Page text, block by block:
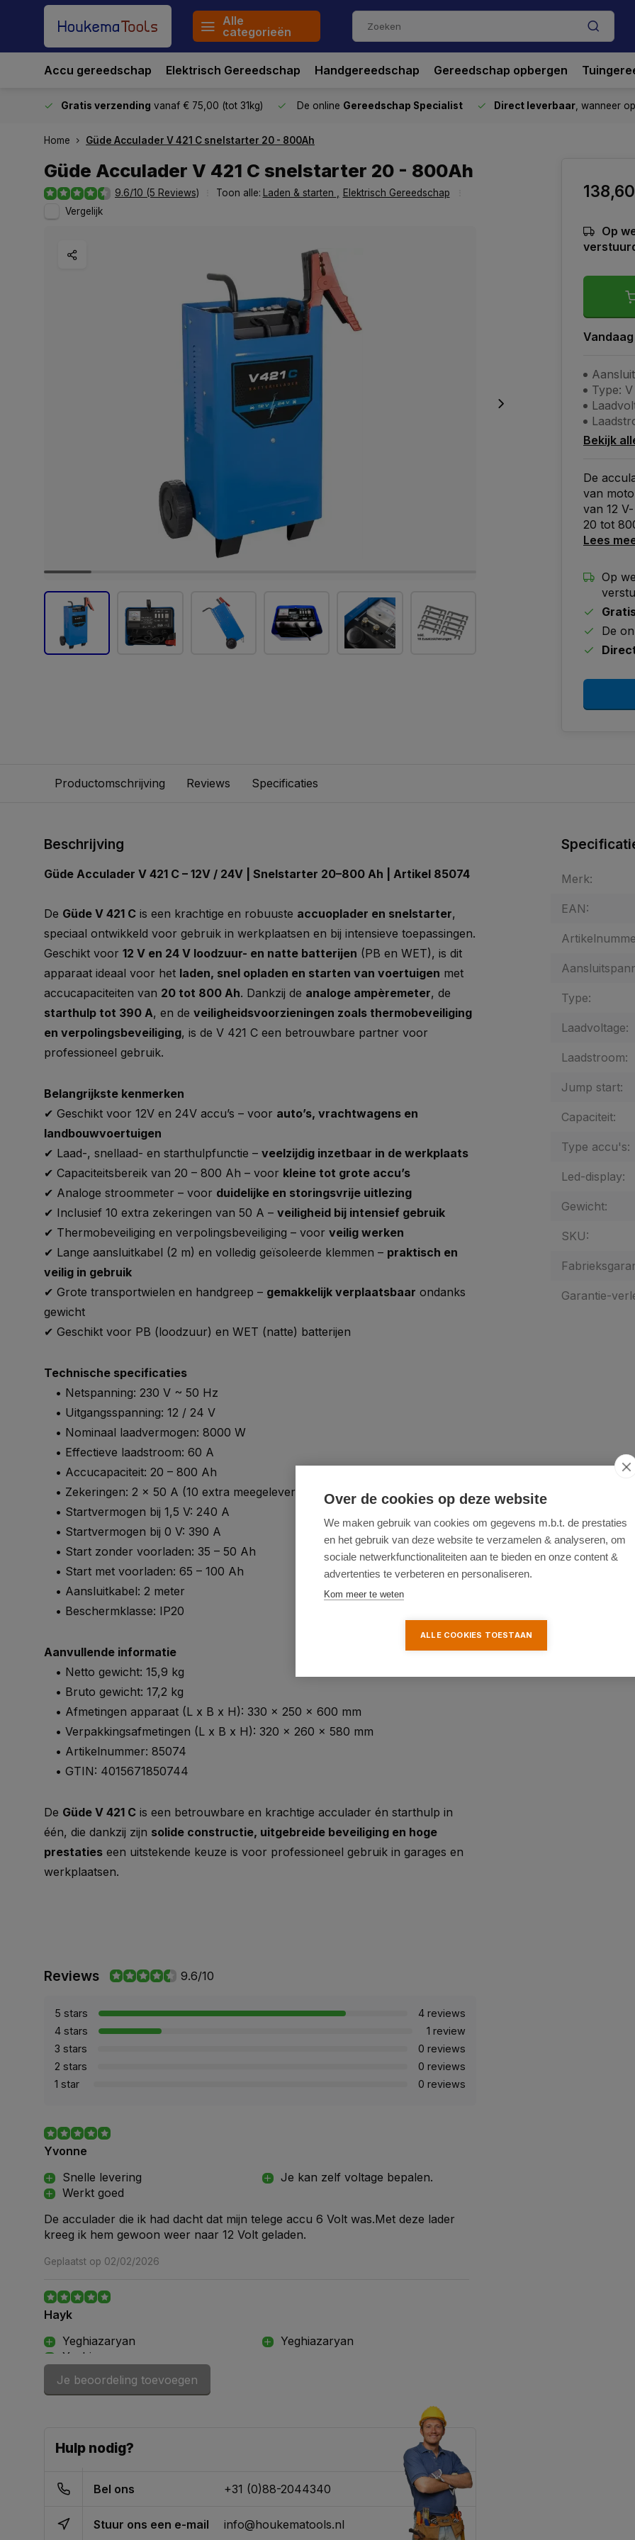
Alle
categorieën
Accu gereedschap Elektrisch Gereedschap Handgereedschap Gereedschap opbergen
Gratis verzending vanaf € 75,00 (tot 31kg) De online Gereedschap Specialist Direct leverbaar , wanneer
Home Güde Acculader V 421 C snelstarter 20 - 800Ah
Güde Acculader V 421 C snelstarter 20 - 800Ah
9.6/10 (5 Reviews) Toon alle: Laden & starten
Elektrisch Gereedschap
Vergelijk
138,60
Op
Type:
Bekijk
De
van
van 12
20 tot
Lees
Op
De
Productomschrijving Reviews Specificaties
Beschrijving
Güde Acculader V 421 C – 12V / 24V | Snelstarter 20–800 Ah | Artikel 85074
De Güde V 421 C is een krachtige en robuuste accuoplader en snelstarter,
speciaal ontwikkeld voor gebruik in werkplaatsen en bij intensieve toepassingen.
Geschikt voor 12 V en 24 V loodzuur- en natte batterijen (PB en WET), is dit
apparaat ideaal voor het laden, snel opladen en starten van voertuigen met
accucapaciteiten van 20 tot 800 Ah. Dankzij de analoge ampèremeter, de
starthulp tot 390 A, en de veiligheidsvoorzieningen zoals thermobeveiliging
en verpolingsbeveiliging, is de V 421 C een betrouwbare partner voor
professioneel gebruik.
Belangrijkste kenmerken
✔ Geschikt voor 12V en 24V accu’s – voor auto’s, vrachtwagens en
landbouwvoertuigen
✔ Laad-, snellaad- en starthulpfunctie – veelzijdig inzetbaar in de werkplaats
✔ Capaciteitsbereik van 20 – 800 Ah – voor kleine tot grote accu’s
✔ Analoge stroommeter – voor duidelijke en storingsvrije uitlezing
✔ Inclusief 10 extra zekeringen van 50 A – veiligheid bij intensief gebruik
✔ Thermobeveiliging en verpolingsbeveiliging – voor veilig werken
✔ Lange aansluitkabel (2 m) en volledig geïsoleerde klemmen – praktisch en
veilig in gebruik
✔ Grote transportwielen en handgreep – gemakkelijk verplaatsbaar ondanks
gewicht
✔ Geschikt voor PB (loodzuur) en WET (natte) batterijen
Technische specificaties
• Netspanning: 230 V ~ 50 Hz
• Uitgangsspanning: 12 / 24 V
• Nominaal laadvermogen: 8000 W
• Effectieve laadstroom: 60 A
• Accucapaciteit: 20 – 800 Ah
• Zekeringen: 2 x 50 A (10 extra meegeleverd)
• Startvermogen bij 1,5 V: 240 A
• Startvermogen bij 0 V: 390 A
• Start zonder voorladen: 35 – 50 Ah
• Start met voorladen: 65 – 100 Ah
• Aansluitkabel: 2 meter
• Beschermklasse: IP20
Aanvullende informatie
• Netto gewicht: 15,9 kg
• Bruto gewicht: 17,2 kg
• Afmetingen apparaat (L x B x H): 330 x 250 x 600 mm
• Verpakkingsafmetingen (L x B x H): 320 x 260 x 580 mm
• Artikelnummer: 85074
• GTIN: 4015671850744
De Güde V 421 C is een betrouwbare en krachtige acculader én starthulp in
één, die dankzij zijn solide constructie, uitgebreide beveiliging en hoge
prestaties een uitstekende keuze is voor professioneel gebruik in garages en
werkplaatsen.
Reviews 9.6/10
5 stars
4 reviews
4 stars
1 review
3 stars
0 reviews
2 stars
0 reviews
1 star
0 reviews
Yvonne
Snelle levering
Werkt goed
Je kan zelf voltage bepalen.
De acculader die ik had dacht dat mijn telege accu 6 Volt was.Met deze lader
kreeg ik hem gewoon weer naar 12 Volt geladen.
Geplaatst op 02/02/2026
Hayk
Yeghiazaryan
Yeghiazaryan
Yeghiazaryan
Perfecte service, snel geleverd bedankt.
laad snel op
snelle bezorging
Fijn apparaat die doet wat hij moet doen. Op de slappe wieltjes na perfect
Je beoordeling toevoegen
Hulp nodig?
Bel ons +31 (0)88-2044340
Stuur ons een e-mail info@houkematools.nl
Merk:
EAN:
Type:
Laadvoltage:
Laadstroom:
Jump start:
Capaciteit:
Type accu's:
Led-display:
Gewicht:
SKU:
Garantie-
Over de cookies op deze website
We maken gebruik van cookies om gegevens m.b.t. de prestaties
en het gebruik van deze website te verzamelen & analyseren, om
sociale netwerkfunctionaliteiten aan te bieden en onze content &
advertenties te verbeteren en personaliseren.
Kom meer te weten
ALLE COOKIES TOESTAAN